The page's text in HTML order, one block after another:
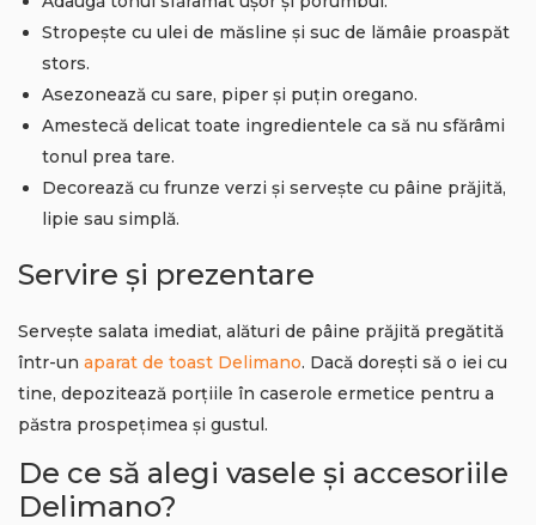
Stropește cu ulei de măsline și suc de lămâie proaspăt
stors.
Asezonează cu sare, piper și puțin oregano.
Amestecă delicat toate ingredientele ca să nu sfărâmi
tonul prea tare.
Decorează cu frunze verzi și servește cu pâine prăjită,
lipie sau simplă.
Servire și prezentare
Servește salata imediat, alături de pâine prăjită pregătită
într-un aparat de toast Delimano. Dacă dorești să o iei cu
tine, depozitează porțiile în caserole ermetice pentru a
păstra prospețimea și gustul.
De ce să alegi vasele și accesoriile
Delimano?